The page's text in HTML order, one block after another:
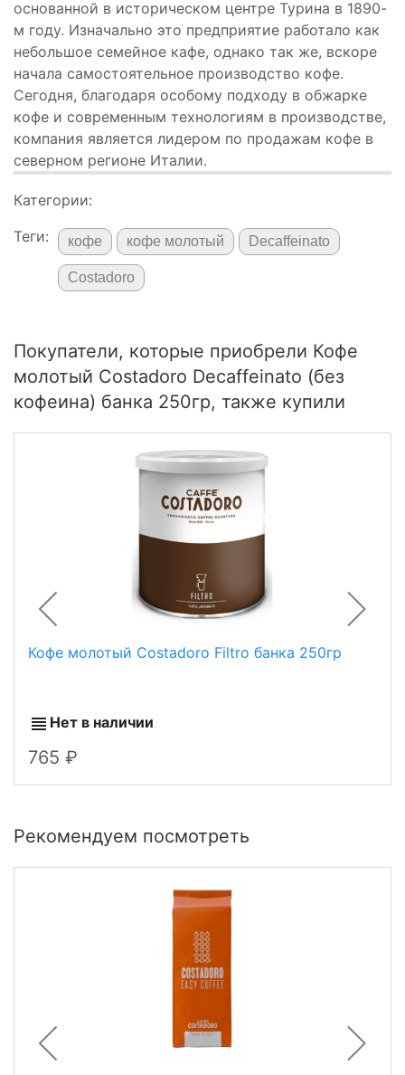
основанной в историческом центре Турина в 1890-
м году. Изначально это предприятие работало как
небольшое семейное кафе, однако так же, вскоре
начала самостоятельное производство кофе.
Сегодня, благодаря особому подходу в обжарке
кофе и современным технологиям в производстве,
компания является лидером по продажам кофе в
северном регионе Италии.
Категории:
Теги:
кофе кофе молотый Decaffeinato
Costadoro
Покупатели, которые приобрели Кофе
молотый Costadoro Decaffeinato (без
кофеина) банка 250гр, также купили
Кофе молотый Costadoro Filtro банка 250гр
Нет в наличии
765
Рекомендуем посмотреть